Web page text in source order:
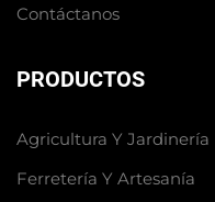
Contáctanos
PRODUCTOS
Agricultura Y Jardinería
Ferretería Y Artesanía